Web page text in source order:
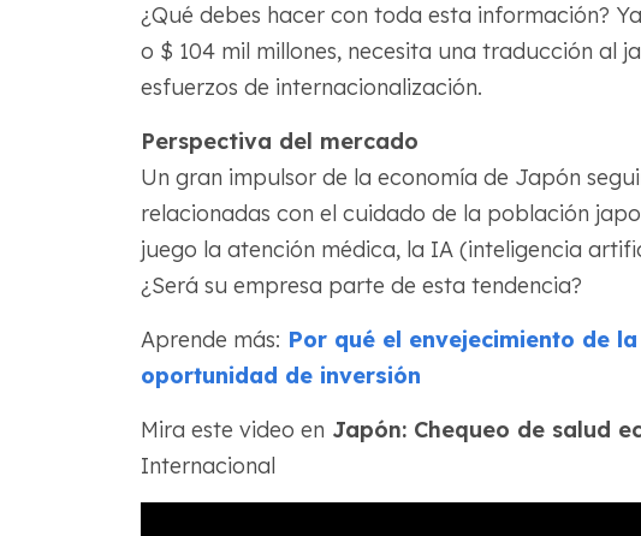
¿Qué debes hacer con toda esta información?
o $ 104 mil millones, necesita una traducción al
esfuerzos de internacionalización.
Perspectiva del mercado
Un gran impulsor de la economía de Japón
relacionadas con el cuidado de la población
juego la atención médica, la IA (inteligencia
¿Será su empresa parte de esta tendencia?
Aprende más: Por qué el envejecimiento de
oportunidad de inversión
Mira este video en Japón: Chequeo de salud
Internacional